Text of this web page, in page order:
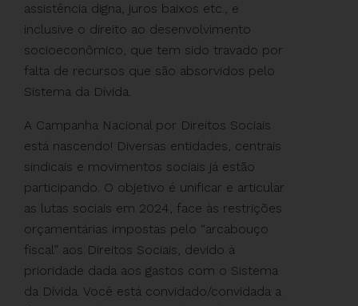
assistência digna, juros baixos etc., e
inclusive o direito ao desenvolvimento
socioeconômico, que tem sido travado por
falta de recursos que são absorvidos pelo
Sistema da Dívida.
A Campanha Nacional por Direitos Sociais
está nascendo! Diversas entidades, centrais
sindicais e movimentos sociais já estão
participando. O objetivo é unificar e articular
as lutas sociais em 2024, face às restrições
orçamentárias impostas pelo “arcabouço
fiscal” aos Direitos Sociais, devido à
prioridade dada aos gastos com o Sistema
da Dívida. Você está convidado/convidada a